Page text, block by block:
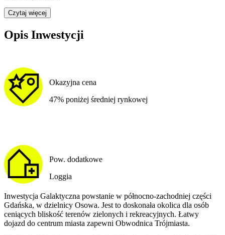
Czytaj więcej
Opis Inwestycji
Okazyjna cena
47% poniżej średniej rynkowej
Pow. dodatkowe
Loggia
Inwestycja Galaktyczna powstanie w północno-zachodniej części
Gdańska, w dzielnicy Osowa. Jest to doskonała okolica dla osób
ceniących bliskość terenów zielonych i rekreacyjnych. Łatwy
dojazd do centrum miasta zapewni Obwodnica Trójmiasta.